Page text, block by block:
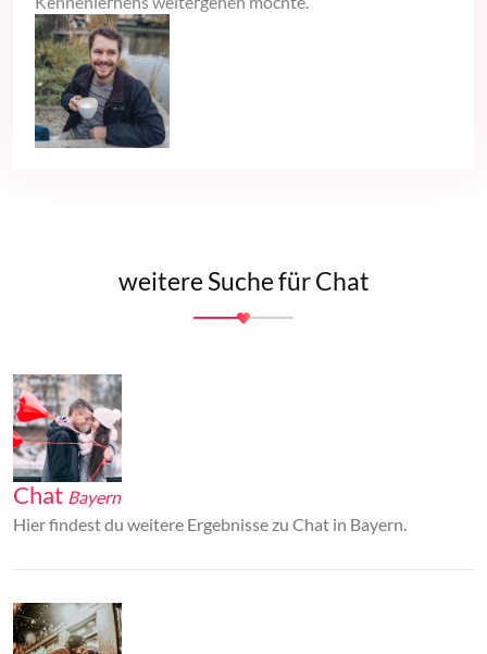
weitere Suche für Chat
Chat Bayern
Hier findest du weitere Ergebnisse zu Chat in Bayern.